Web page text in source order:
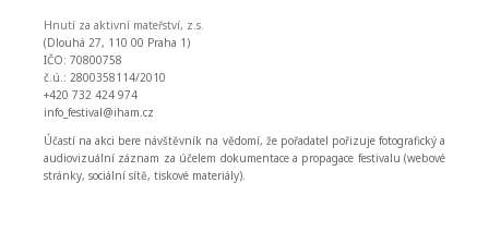
Hnutí za aktivní mateřství, z.s.
(Dlouhá 27, 110 00 Praha 1)
IČO: 70800758
č.ú.: 2800358114/2010
+420 732 424 974
info_festival@iham.cz
Účastí na akci bere návštěvník na vědomí, že pořadatel pořizuje fotografický a
audiovizuální záznam za účelem dokumentace a propagace festivalu (webové
stránky, sociální sítě, tiskové materiály).